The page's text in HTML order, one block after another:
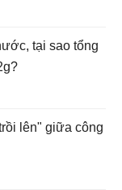
tại sao tổng
lên" giữa công